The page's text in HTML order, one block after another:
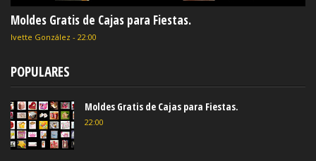
Moldes Gratis de Cajas para Fiestas.
Ivette González - 22:00
POPULARES
Moldes Gratis de Cajas para Fiestas.
22:00